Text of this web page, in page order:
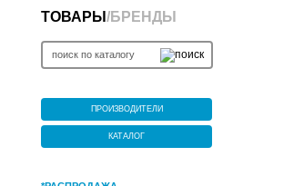
ТОВАРЫ /БРЕНДЫ
ПРОИЗВОДИТЕЛИ
КАТАЛОГ